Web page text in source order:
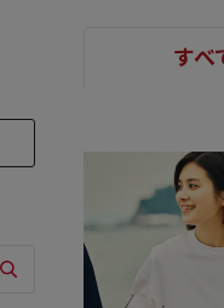
すべ